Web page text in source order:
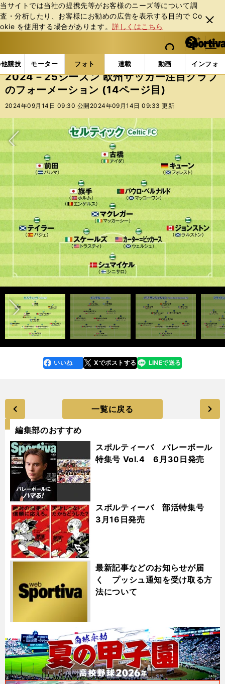
当サイトでは当社の提携先等がお客様のニーズ等について調
査・分析したり、お客様にお勧めの広告を表⽰する⽬的で Co
okie を使⽤する場合があります。詳しくはこちら
閉じ
る
web Sportiva (webスポルティーバ)
検索
マイペ
ー
ジ
メニュ
競技 モーター フォト 連載 動画 インフォ
b
ス
ポ
ル
バ
フォトギャラリー コラムフォト 2024－25シーズ
2024－25シーズン 欧州サッカー注目クラブ
のフォーメーション (14ページ目)
2024年09月14日 09:30 公開 2024年09月14日 09:33 更新
次へ
前へ
faceboo
k
いいね Xでポストする
line LINEで送る
一覧に戻る
編集部のおすすめ
スポルティーバ バレーボール
特集号 Vol.4 6月30日発売
スポルティーバ 部活特集号
3月16日発売
最新記事などのお知らせが届
く プッシュ通知を受け取る方
法について